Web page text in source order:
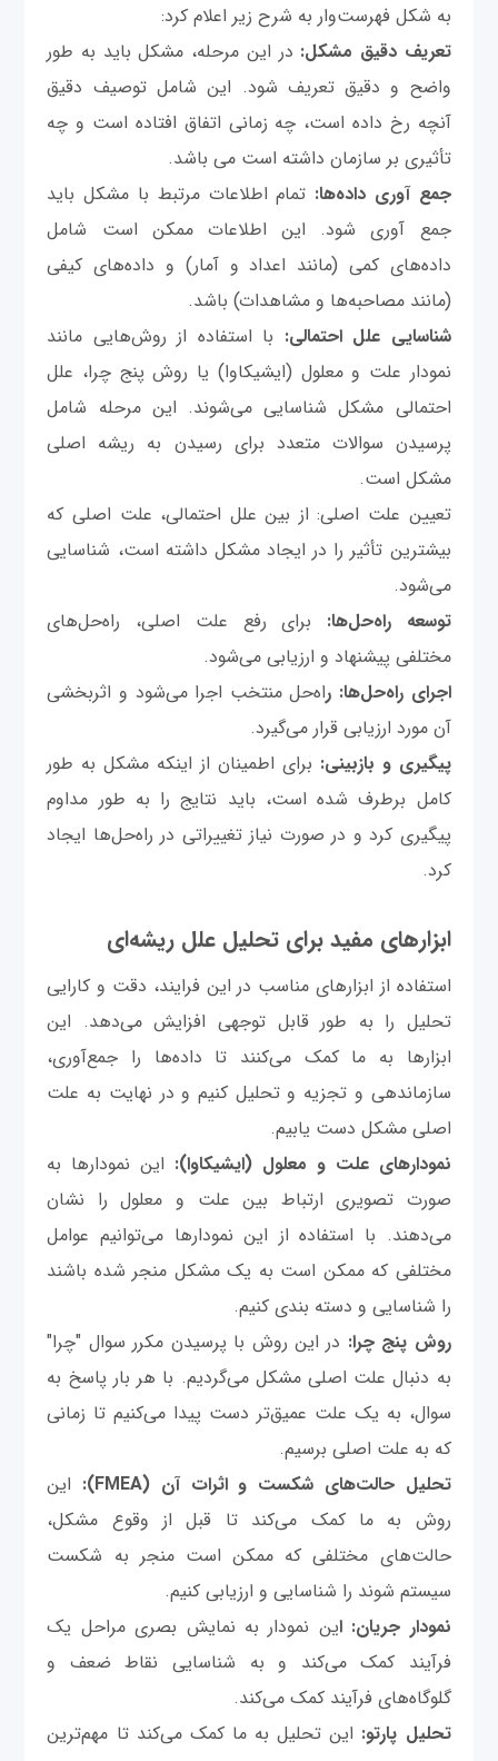
به شکل فهرست‌وار به شرح زیر اعلام کرد:
تعریف دقیق مشکل: در این مرحله، مشکل باید به طور
واضح و دقیق تعریف شود. این شامل توصیف دقیق
آنچه رخ داده است، چه زمانی اتفاق افتاده است و چه
تأثیری بر سازمان داشته است می باشد.
جمع آوری داده‌ها: تمام اطلاعات مرتبط با مشکل باید
جمع آوری شود. این اطلاعات ممکن است شامل
داده‌های کمی (مانند اعداد و آمار) و داده‌های کیفی
(مانند مصاحبه‌ها و مشاهدات) باشد.
شناسایی علل احتمالی: با استفاده از روش‌هایی مانند
نمودار علت و معلول (ایشیكاوا) یا روش پنج چرا، علل
احتمالی مشکل شناسایی می‌شوند. این مرحله شامل
پرسیدن سوالات متعدد برای رسیدن به ریشه اصلی
مشکل است.
تعیین علت اصلی: از بین علل احتمالی، علت اصلی که
بیشترین تأثیر را در ایجاد مشکل داشته است، شناسایی
می‌شود.
توسعه راه‌حل‌ها: برای رفع علت اصلی، راه‌حل‌های
مختلفی پیشنهاد و ارزیابی می‌شود.
اجرای راه‌حل‌ها: راه‌حل منتخب اجرا می‌شود و اثربخشی
آن مورد ارزیابی قرار می‌گیرد.
پیگیری و بازبینی: برای اطمینان از اینکه مشکل به طور
کامل برطرف شده است، باید نتایج را به طور مداوم
پیگیری کرد و در صورت نیاز تغییراتی در راه‌حل‌ها ایجاد
کرد.
ابزارهای مفید برای تحلیل علل ریشه‌ای
استفاده از ابزارهای مناسب در این فرایند، دقت و کارایی
تحلیل را به طور قابل توجهی افزایش می‌دهد. این
ابزارها به ما کمک می‌کنند تا داده‌ها را جمع‌آوری،
سازماندهی و تجزیه و تحلیل کنیم و در نهایت به علت
اصلی مشکل دست یابیم.
نمودارهای علت و معلول (ایشیكاوا): این نمودارها به
صورت تصویری ارتباط بین علت و معلول را نشان
می‌دهند. با استفاده از این نمودارها می‌توانیم عوامل
مختلفی که ممکن است به یک مشکل منجر شده باشند
را شناسایی و دسته بندی کنیم.
روش پنج چرا: در این روش با پرسیدن مکرر سوال "چرا"
به دنبال علت اصلی مشکل می‌گردیم. با هر بار پاسخ به
سوال، به یک علت عمیق‌تر دست پیدا می‌کنیم تا زمانی
که به علت اصلی برسیم.
تحلیل حالت‌های شکست و اثرات آن (FMEA):
این
روش به ما کمک می‌کند تا قبل از وقوع مشکل،
حالت‌های مختلفی که ممکن است منجر به شکست
سیستم شوند را شناسایی و ارزیابی کنیم.
نمودار جریان: این نمودار به نمایش بصری مراحل یک
فرآیند کمک می‌کند و به شناسایی نقاط ضعف و
گلوگاه‌های فرآیند کمک می‌کند.
تحلیل پارتو: این تحلیل به ما کمک می‌کند تا مهم‌ترین